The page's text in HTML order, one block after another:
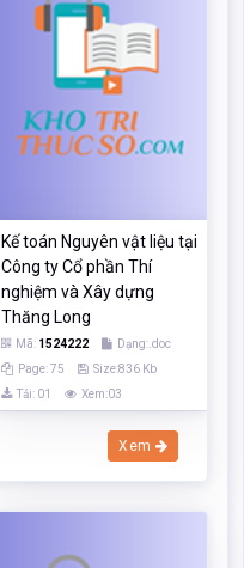
Kế toán Nguyên vật liệu tại
Công ty Cổ phần Thí
nghiệm và Xây dựng
Thăng Long
Mã: 1524222
Dạng:.doc
Page: 75
Size:836 Kb
Tải: 01
Xem:03
Xem